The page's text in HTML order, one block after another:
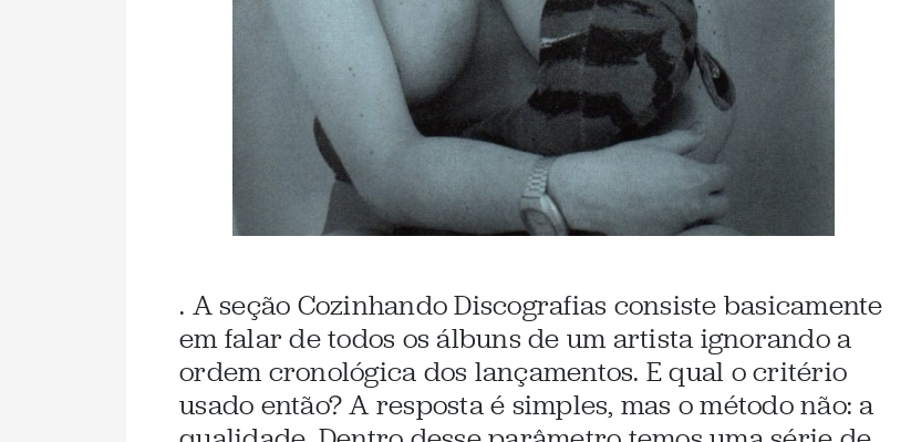
. A seção Cozinhando Discografias consiste basicamente
em falar de todos os álbuns de um artista ignorando a
ordem cronológica dos lançamentos. E qual o critério
usado então? A resposta é simples, mas o método não: a